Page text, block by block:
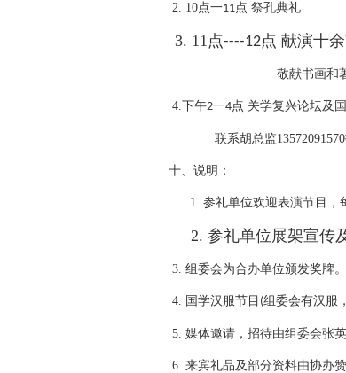
2. 10点一11点 祭孔典礼
3. 11点----12点 献演十
敬献书画和
4.下午2一4点 关学复兴论坛及
联系胡总监13572091570
十、说明：
1. 参礼单位欢迎表演节目，
2. 参礼单位展架宣传
3. 组委会为合办单位颁发奖牌。
4. 国学汉服节目 (组委会有汉服
5. 媒体邀请，招待由组委会张英
6. 来宾礼品及部分资料由协办赞